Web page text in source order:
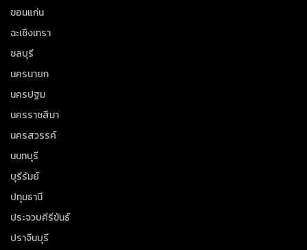
ขอนแก่น
ฉะเชิงเทรา
ชลบุรี
นครนายก
นครปฐม
นครราชสีมา
นครสวรรค์
นนทบุรี
บุรีรัมย์
ปทุมธานี
ประจวบคีรีขันธ์
ปราจีนบุรี